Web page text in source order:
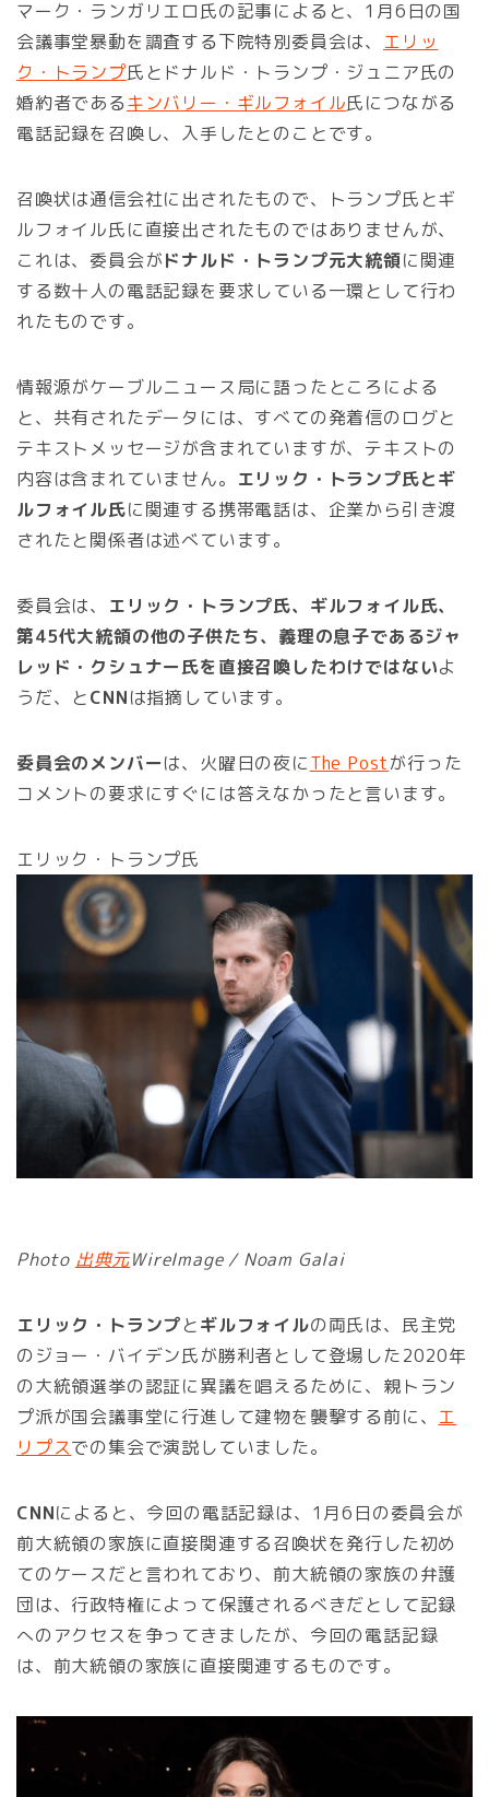
マーク・ランガリエロ氏の記事によると、1月6日の国
会議事堂暴動を調査する下院特別委員会は、 エリッ
ク・トランプ氏とドナルド・トランプ・ジュニア氏の
婚約者であるキンバリー・ギルフォイル氏につながる
電話記録を召喚し、入手したとのことです。
召喚状は通信会社に出されたもので、トランプ氏とギ
ルフォイル氏に直接出されたものではありませんが、
これは、委員会がドナルド・トランプ元大統領に関連
する数十人の電話記録を要求している一環として行わ
れたものです。
情報源がケーブルニュース局に語ったところによる
と、共有されたデータには、すべての発着信のログと
テキストメッセージが含まれていますが、テキストの
内容は含まれていません。 エリック・トランプ氏とギ
ルフォイル氏に関連する携帯電話は、企業から引き渡
されたと関係者は述べています。
委員会は、 エリック・トランプ氏、ギルフォイル氏、
第45代大統領の他の子供たち、義理の息子であるジャ
レッド・クシュナー氏を直接召喚したわけではないよ
うだ、とCNNは指摘しています。
委員会のメンバーは、火曜日の夜にThe Postが行った
コメントの要求にすぐには答えなかったと言います。
エリック・トランプ氏
Photo 出典元WireImage / Noam Galai
エリック・トランプとギルフォイルの両氏は、民主党
のジョー・バイデン氏が勝利者として登場した2020年
の大統領選挙の認証に異議を唱えるために、親トラン
プ派が国会議事堂に行進して建物を襲撃する前に、 エ
リプスでの集会で演説していました。
CNNによると、今回の電話記録は、1月6日の委員会が
前大統領の家族に直接関連する召喚状を発行した初め
てのケースだと言われており、前大統領の家族の弁護
団は、行政特権によって保護されるべきだとして記録
へのアクセスを争ってきましたが、今回の電話記録
は、前大統領の家族に直接関連するものです。